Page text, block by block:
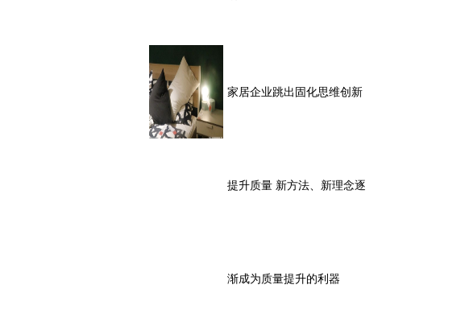
家居企业跳出固化思维创新
提升质量 新方法、新理念逐
渐成为质量提升的利器